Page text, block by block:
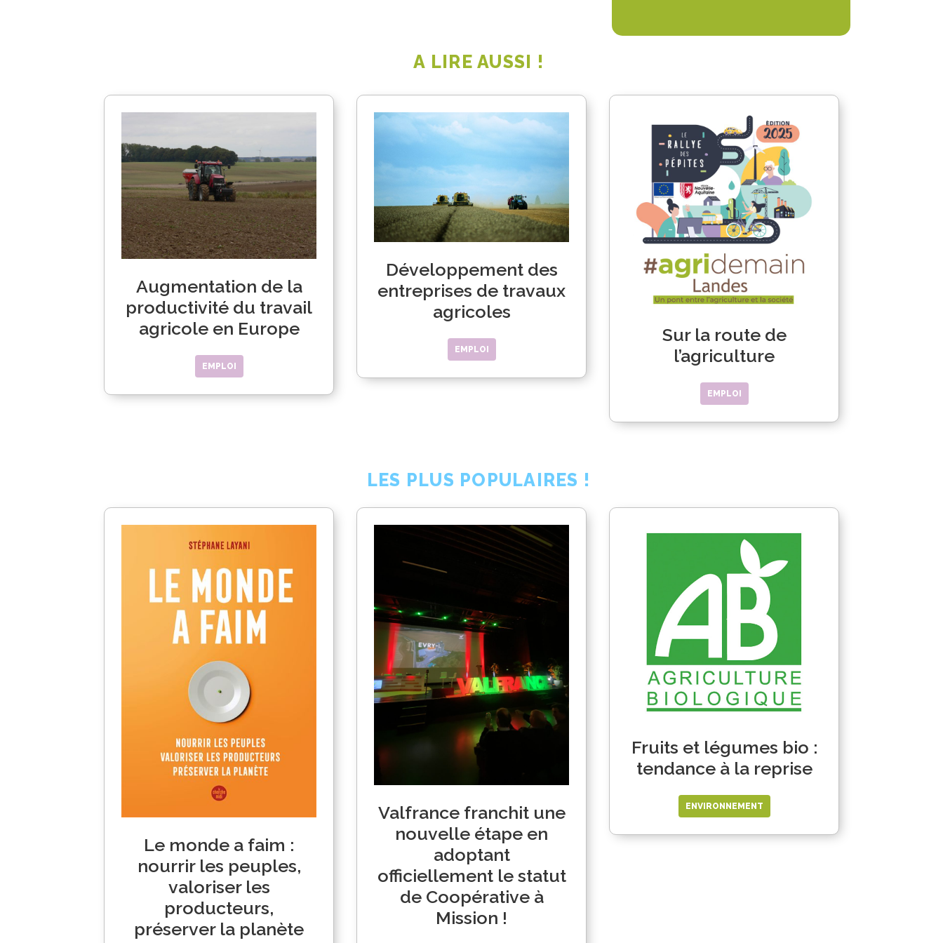
A LIRE AUSSI !
Augmentation de la
productivité du travail
agricole en Europe
EMPLOI
Développement des
entreprises de travaux
agricoles
EMPLOI
Sur la route de
l’agriculture
EMPLOI
LES PLUS POPULAIRES !
Le monde a faim :
nourrir les peuples,
valoriser les
producteurs,
préserver la planète
Valfrance franchit une
nouvelle étape en
adoptant
officiellement le statut
de Coopérative à
Mission !
Fruits et légumes bio :
tendance à la reprise
ENVIRONNEMENT